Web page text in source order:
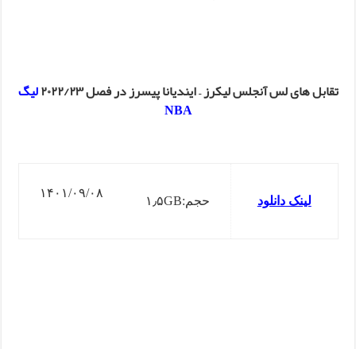
تقابل های لس آنجلس لیکرز – ایندیانا پیسرز در فصل ۲۰۲۲/۲۳ لیگ
NBA
لینک دانلود حجم:۱٫۵GB
۱۴۰۱/۰۹/۰۸